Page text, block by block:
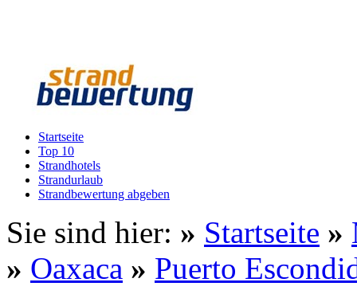
Startseite
Top 10
Strandhotels
Strandurlaub
Strandbewertung abgeben
Sie sind hier: » Startseite »
» Oaxaca » Puerto